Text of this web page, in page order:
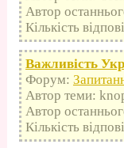
Автор
Кількість
Важливість
Форум:
Автор теми:
Автор
Кількість